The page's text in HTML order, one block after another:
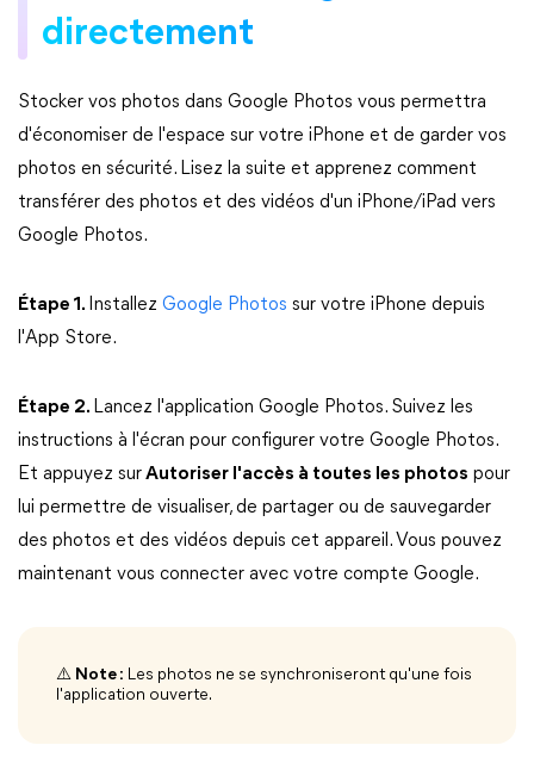
directement
Stocker vos photos dans Google Photos vous permettra
d'économiser de l'espace sur votre iPhone et de garder vos
photos en sécurité. Lisez la suite et apprenez comment
transférer des photos et des vidéos d'un iPhone/iPad vers
Google Photos.
Étape 1. Installez Google Photos sur votre iPhone depuis
l'App Store.
Étape 2. Lancez l'application Google Photos. Suivez les
instructions à l'écran pour configurer votre Google Photos.
Et appuyez surAutoriser l'accès à toutes les photos pour
lui permettre de visualiser, de partager ou de sauvegarder
des photos et des vidéos depuis cet appareil. Vous pouvez
maintenant vous connecter avec votre compte Google.
⚠️ Note : Les photos ne se synchroniseront qu'une fois
l'application ouverte.